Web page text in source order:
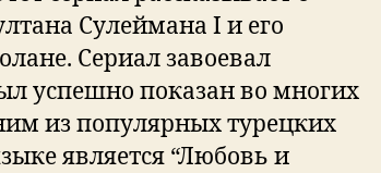
Сулеймана I и его
Сериал завоевал
успешно показан во многих
из популярных турецких
является “Любовь и